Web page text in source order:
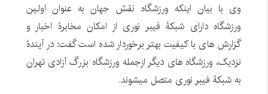
وی با بیان اینکه ورزشگاه نقش جهان به عنوان اولین
ورزشگاه دارای شبکۀ فیبر نوری از امکان مخابرۀ اخبار و
گزارش های با کیفیت بهتر برخوردار شده است گفت: در آیندۀ
نزدیک، ورزشگاه های دیگر ازجمله ورزشگاه بزرگ آزادی تهران
به شبکۀ فیبر نوری متصل میشوند.